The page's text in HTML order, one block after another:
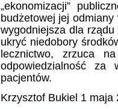
„ekonomizacji”
budżetowej jej odmiany
wygodniejsza dla rządu
ukryć niedobory
lecznictwo, zrzuca
odpowiedzialność za
pacjentów.
Krzysztof Bukiel 1